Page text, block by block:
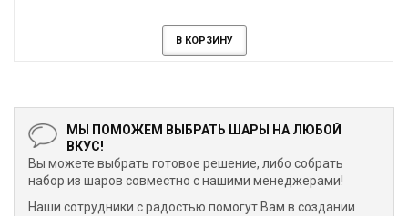
В КОРЗИНУ
МЫ ПОМОЖЕМ ВЫБРАТЬ ШАРЫ НА ЛЮБОЙ
ВКУС!
Вы можете выбрать готовое решение, либо собрать
набор из шаров совместно с нашими менеджерами!
Наши сотрудники с радостью помогут Вам в создании